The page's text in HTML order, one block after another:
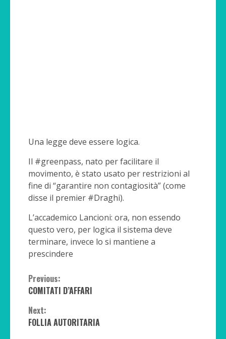
Una legge deve essere logica.
Il #greenpass, nato per facilitare il
movimento, è stato usato per restrizioni al
fine di “garantire non contagiosità” (come
disse il premier #Draghi).
L’accademico Lancioni: ora, non essendo
questo vero, per logica il sistema deve
terminare, invece lo si mantiene a
prescindere
Continue
Reading
Previous:
COMITATI D’AFFARI
Next:
FOLLIA AUTORITARIA